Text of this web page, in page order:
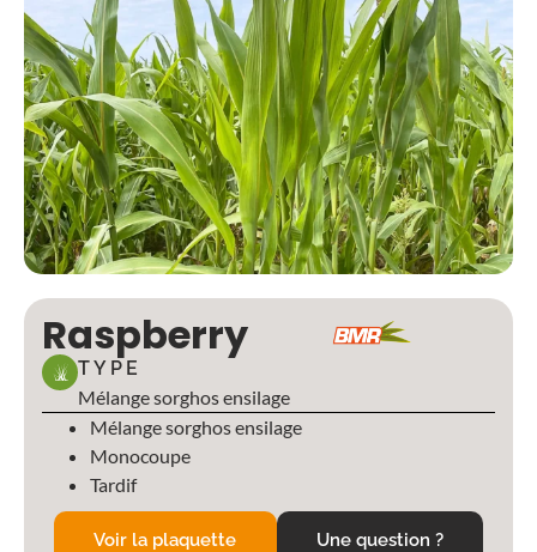
Raspberry
TYPE
Mélange sorghos ensilage
Mélange sorghos ensilage
Monocoupe
Tardif
Voir la plaquette Une question ?